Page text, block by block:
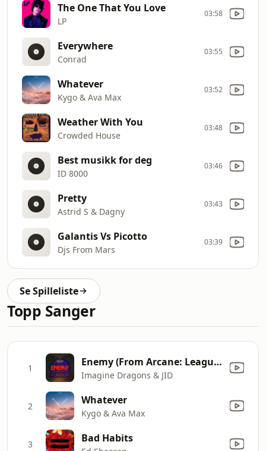
The One That You Love
LP
03:58
Everywhere
Conrad
03:55
Whatever
Kygo & Ava Max
03:52
Weather With You
Crowded House
03:48
Best musikk for deg
ID 8000
03:46
Pretty
Astrid S & Dagny
03:43
Galantis Vs Picotto
Djs From Mars
03:39
Se Spilleliste
Topp Sanger
1 Enemy (From Arcane: League of Legends)
Imagine Dragons & JID
2 Whatever
Kygo & Ava Max
3 Bad Habits